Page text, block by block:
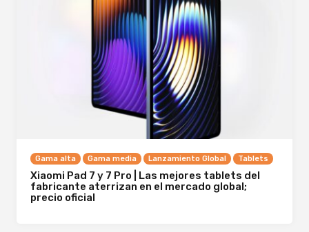
Gama alta Gama media Lanzamiento Global Tablets
Xiaomi Pad 7 y 7 Pro | Las mejores tablets del
fabricante aterrizan en el mercado global;
precio oficial